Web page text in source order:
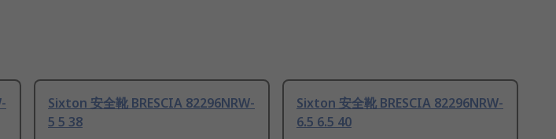
Sixton 安全靴 BRESCIA 82296NRW-
5 5 38
Sixton 安全靴 BRESCIA 82296NRW-
6.5 6.5 40